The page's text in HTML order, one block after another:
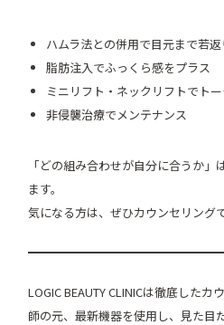
ハムラ法との併用で目元まで若返
脂肪注入でふっくら感をプラス
ミニリフト・ネックリフトでト
非侵襲治療でメンテナンス
「どの組み合わせが自分に合うか」
ます。
気になる方は、ぜひカウンセリング
LOGIC BEAUTY CLINICは徹底した
師の元、最新機器を使用し、見た目